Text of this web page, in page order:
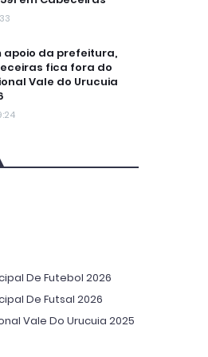
apoio da prefeitura,
fica fora do
Vale do Urucuia
De Futebol 2026
De Futsal 2026
Vale Do Urucuia 2025